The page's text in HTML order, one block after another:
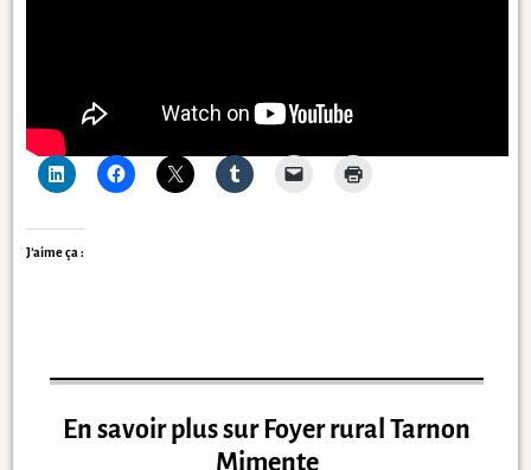
J’aime ça :
En savoir plus sur Foyer rural Tarnon
Mimente